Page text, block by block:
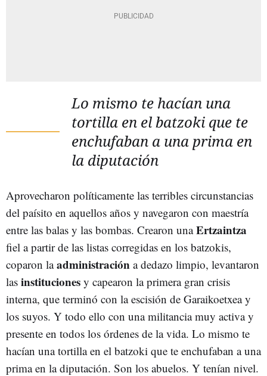
Lo mismo te hacían una
tortilla en el batzoki que te
enchufaban a una prima en
la diputación
Aprovecharon políticamente las terribles circunstancias
del paísito en aquellos años y navegaron con maestría
entre las balas y las bombas. Crearon unaErtzaintza
fiel a partir de las listas corregidas en los batzokis,
coparon laadministración a dedazo limpio, levantaron
las instituciones y capearon la primera gran crisis
interna, que terminó con la escisión de Garaikoetxea y
los suyos. Y todo ello con una militancia muy activa y
presente en todos los órdenes de la vida. Lo mismo te
hacían una tortilla en el batzoki que te enchufaban a una
prima en la diputación. Son los abuelos. Y tenían nivel.